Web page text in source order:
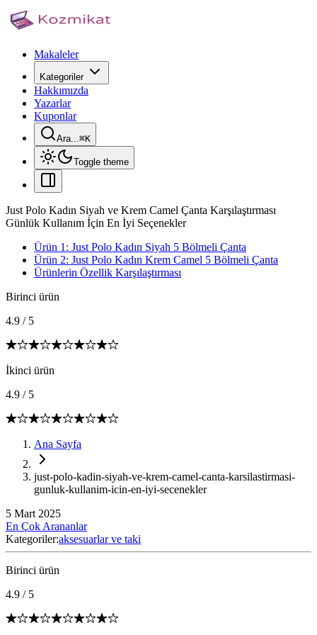
Makaleler
Kategoriler
Hakkımızda
Yazarlar
Kuponlar
Ara...⌘K
Toggle theme
Just Polo Kadın Siyah ve Krem Camel Çanta Karşılaştırması
Günlük Kullanım İçin En İyi Seçenekler
Ürün 1: Just Polo Kadın Siyah 5 Bölmeli Çanta
Ürün 2: Just Polo Kadın Krem Camel 5 Bölmeli Çanta
Ürünlerin Özellik Karşılaştırması
Birinci ürün
4.9 / 5
İkinci ürün
4.9 / 5
Ana Sayfa
just-polo-kadin-siyah-ve-krem-camel-canta-karsilastirmasi-
gunluk-kullanim-icin-en-iyi-secenekler
5 Mart 2025
En Çok Arananlar
Kategoriler:aksesuarlar ve taki
Birinci ürün
4.9 / 5